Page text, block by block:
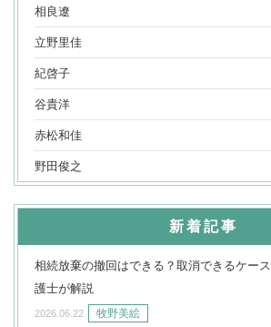
相良遼
立野里佳
紀啓子
谷貴洋
赤松和佳
野田俊之
新着記事
相続放棄の撤回はできる？取消できるケー
護士が解説
2026.06.22 牧野美絵